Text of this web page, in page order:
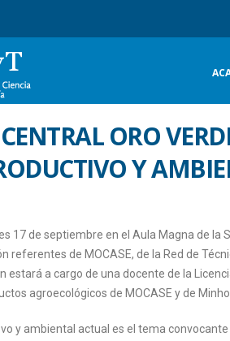
ORO
Y
17 de septiembre en el Aula Magna de la
referentes de MOCASE, de la Red de
estará a cargo de una docente de la
agroecológicos de MOCASE y de
y ambiental actual es el tema